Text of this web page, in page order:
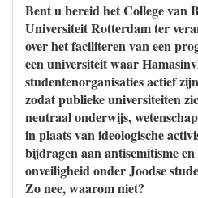
Bent u bereid het College van
Universiteit Rotterdam ter
over het faciliteren van een
een universiteit waar
studentenorganisaties actief
zodat publieke universiteiten
neutraal onderwijs,
in plaats van ideologische
bijdragen aan antisemitisme en
onveiligheid onder Joodse
Zo nee, waarom niet?